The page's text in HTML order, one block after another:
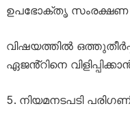
ഉപഭോക്തൃ സംരക്ഷണ
വിഷയത്തിൽ
ഏജൻ്റിനെ
നിയമനടപടി